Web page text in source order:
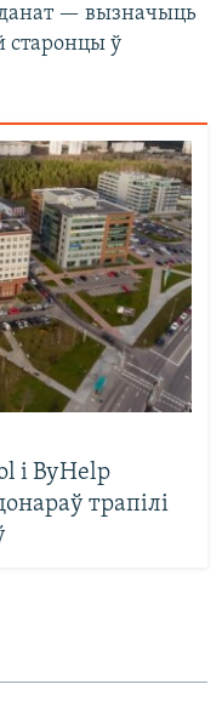
— вызначыць
старонцы ў
і ByHelp
трапілі